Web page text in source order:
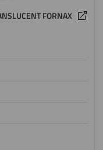
FORNAX